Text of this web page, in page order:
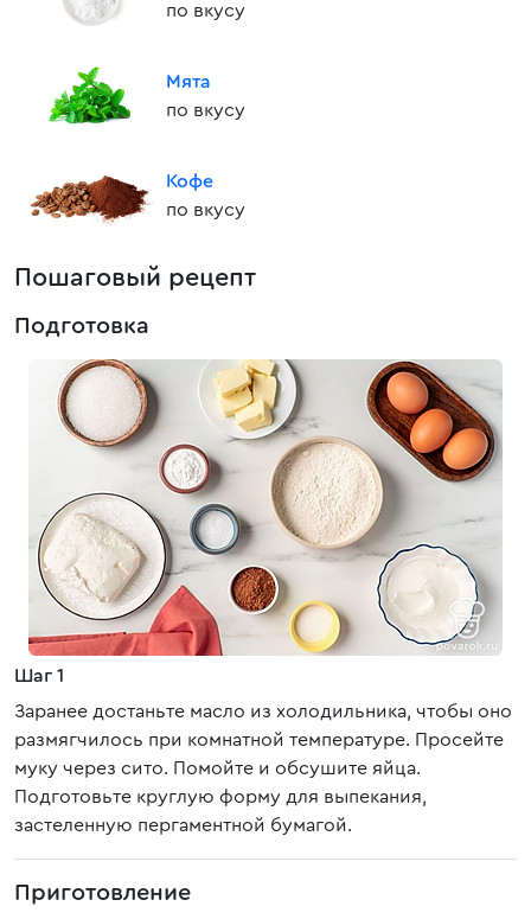
по вкусу
Мята
по вкусу
Кофе
по вкусу
Пошаговый рецепт
Подготовка
Шаг 1
Заранее достаньте масло из холодильника, чтобы оно
размягчилось при комнатной температуре. Просейте
муку через сито. Помойте и обсушите яйца.
Подготовьте круглую форму для выпекания,
застеленную пергаментной бумагой.
Приготовление